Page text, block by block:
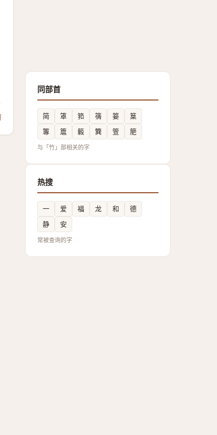
同部首
简 䈇 筘 篟 䈉
䈢
篿
簄 䉨 簨 箮 䈈
与「竹」部相关的字
热搜
一 爱 福 龙 和
德
静
安
常被查询的字